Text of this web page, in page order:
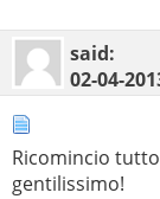
said:
02-04-
Ricomincio
gentilissimo!